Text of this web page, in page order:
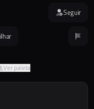
Ver paleta
Seguir